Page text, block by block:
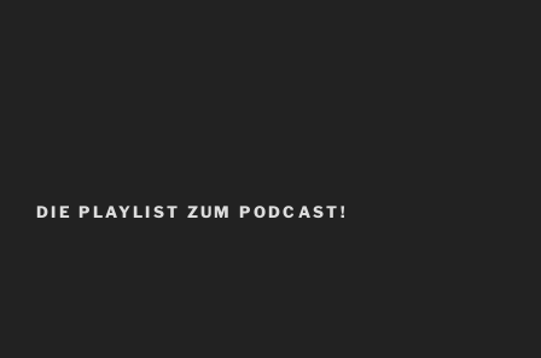
DIE PLAYLIST ZUM PODCAST!